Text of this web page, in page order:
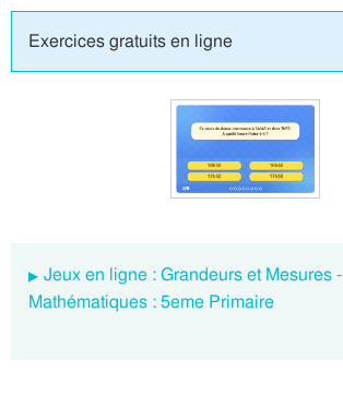
Exercices gratuits en ligne
Jeux en ligne : Grandeurs et Mesures -
Mathématiques : 5eme Primaire